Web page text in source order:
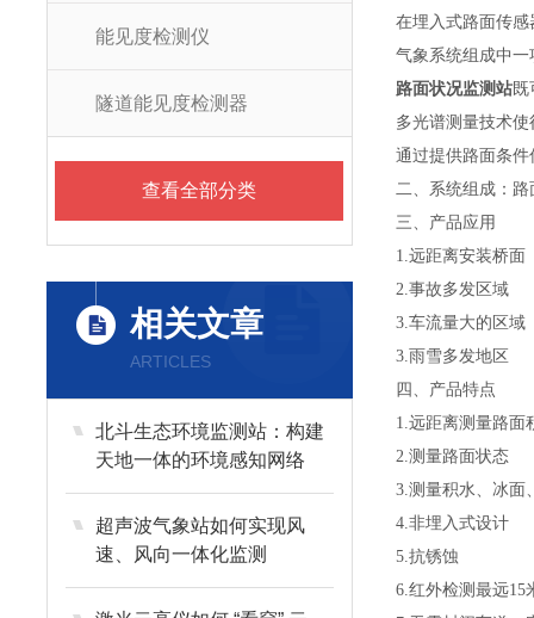
能见度检测仪
隧道能见度检测器
查看全部分类
相关文章
ARTICLES
北斗生态环境监测站：构建
天地一体的环境感知网络
超声波气象站如何实现风
速、风向一体化监测
在埋入式路面传
气象系统组成中
路面状况监测站
多光谱测量技术
通过提供路面条
二、系统组成：
三、产品应用
1.远距离安装桥面
2.事故多发区域
3.车流量大的区域
3.雨雪多发地区
四、产品特点
1.远距离测量路面
2.测量路面状态
3.测量积水、冰面
4.非埋入式设计
5.抗锈蚀
6.红外检测最远15